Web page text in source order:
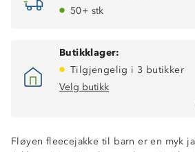
50+ stk
Butikklager:
Tilgjengelig i 3 butikker
Velg butikk
Fløyen fleecejakke til barn er en myk